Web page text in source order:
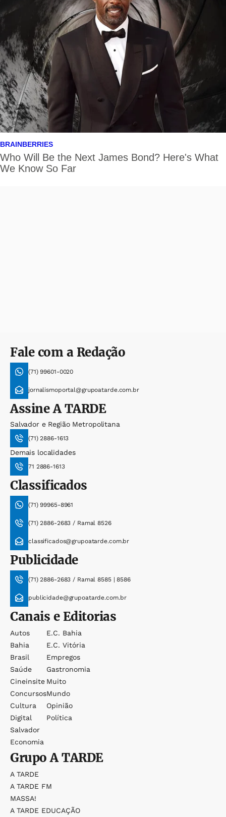
Fale com a Redação
(71) 99601-0020
jornalismoportal@grupoatarde.com.br
AssineA TARDE
Salvador e Região Metropolitana
(71) 2886-1613
Demais localidades
71 2886-1613
Classificados
(71) 99965-8961
(71) 2886-2683 / Ramal 8526
classificados@grupoatarde.com.br
Publicidade
(71) 2886-2683 / Ramal 8585 | 8586
publicidade@grupoatarde.com.br
Canais e Editorias
Autos
Bahia
Brasil
Saúde
Cineinsite
Concursos
Cultura
Digital
Salvador
Economia
E.c. Bahia
E.c. Vitória
Empregos
Gastronomia
Muito
Mundo
Opinião
Política
GrupoA TARDE
A TARDE
A TARDE FM
MASSA!
A TARDE EDUCAÇÃO